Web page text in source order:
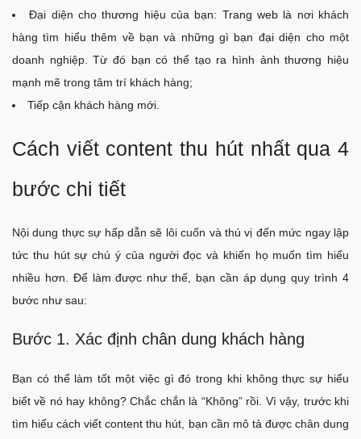
Đại diện cho thương hiệu của bạn: Trang web là nơi khách
hàng tìm hiểu thêm về bạn và những gì bạn đại diện cho một
doanh nghiệp. Từ đó bạn có thể tạo ra hình ảnh thương hiệu
mạnh mẽ trong tâm trí khách hàng;
Tiếp cận khách hàng mới.
Cách viết content thu hút nhất qua 4
bước chi tiết
Nội dung thực sự hấp dẫn sẽ lôi cuốn và thú vị đến mức ngay lập
tức thu hút sự chú ý của người đọc và khiến họ muốn tìm hiểu
nhiều hơn. Để làm được như thế, bạn cần áp dụng quy trình 4
bước như sau:
Bước 1. Xác định chân dung khách hàng
Bạn có thể làm tốt một việc gì đó trong khi không thực sự hiểu
biết về nó hay không? Chắc chắn là “Không” rồi. Vì vậy, trước khi
tìm hiểu cách viết content thu hút, bạn cần mô tả được chân dung